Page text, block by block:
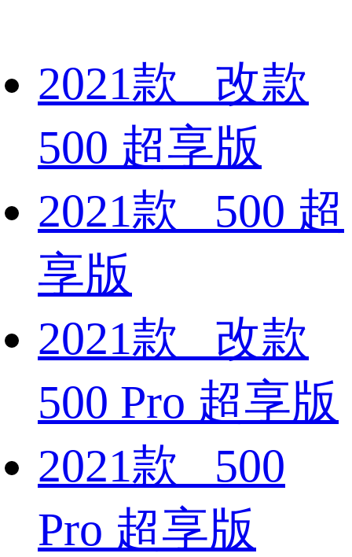
2021款 改款
500 超享版
2021款 500 超
享版
2021款 改款
500 Pro 超享版
2021款 500
Pro 超享版